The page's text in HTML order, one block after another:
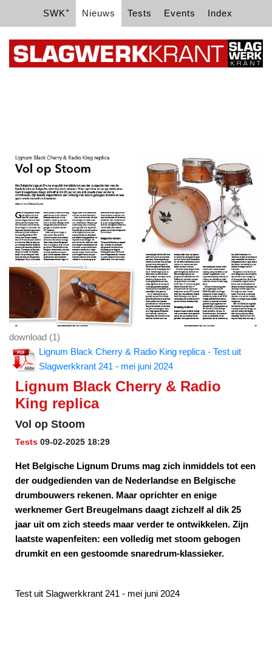
SWK+ Nieuws Tests Events Index
download (1)
Lignum Black Cherry & Radio King replica - Test uit
Slagwerkkrant 241 - mei juni 2024
Lignum Black Cherry & Radio
King replica
Vol op Stoom
Tests 09-02-2025 18:29
Het Belgische Lignum Drums mag zich inmiddels tot een
der oudgedienden van de Nederlandse en Belgische
drumbouwers rekenen. Maar oprichter en enige
werknemer Gert Breugelmans daagt zichzelf al dik 25
jaar uit om zich steeds maar verder te ontwikkelen. Zijn
laatste wapenfeiten: een volledig met stoom gebogen
drumkit en een gestoomde snaredrum-klassieker.
Test uit Slagwerkkrant 241 - mei juni 2024